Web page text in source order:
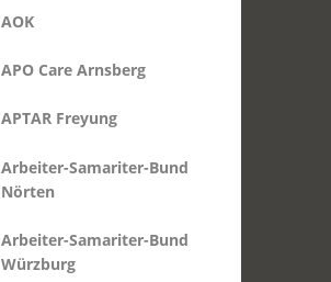
Nörten
Arbeiter-Samariter-Bund
Würzburg
Arbeiter-Samariter-Bund
Wien